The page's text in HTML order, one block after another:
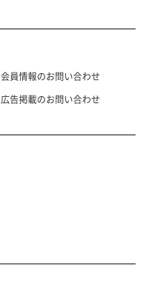
会員情報のお問い合わせ
広告掲載のお問い合わせ